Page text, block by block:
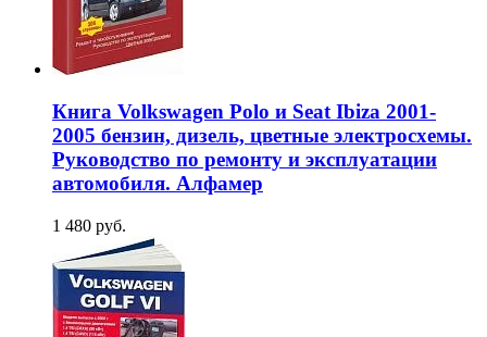
Книга Volkswagen Polo и Seat Ibiza 2001-
2005 бензин, дизель, цветные электросхемы.
Руководство по ремонту и эксплуатации
автомобиля. Алфамер
1 480 руб.